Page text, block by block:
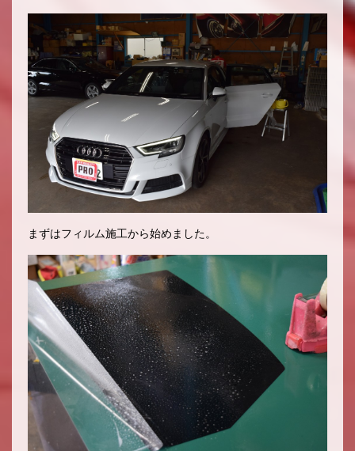
まずはフィルム施工から始めました。